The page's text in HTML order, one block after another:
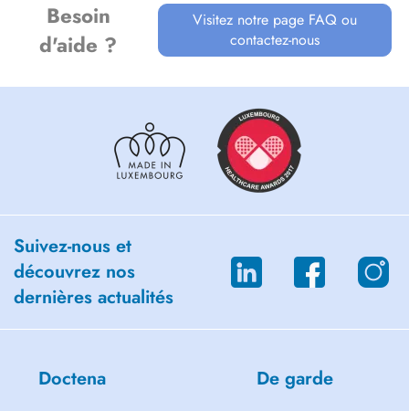
Besoin
d'aide ?
Visitez notre page FAQ ou
contactez-nous
Suivez-nous et
découvrez nos
dernières actualités
Doctena De garde